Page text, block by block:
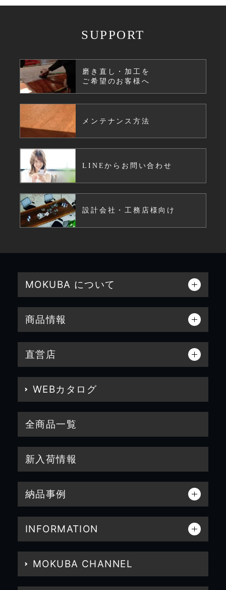
SUPPORT
磨き直し・加工を
ご希望のお客様へ
メンテナンス方法
LINEからお問い合わせ
設計会社・工務店様向け
MOKUBA について
商品情報
直営店
WEBカタログ
全商品一覧
新入荷情報
納品事例
INFORMATION
MOKUBA CHANNEL